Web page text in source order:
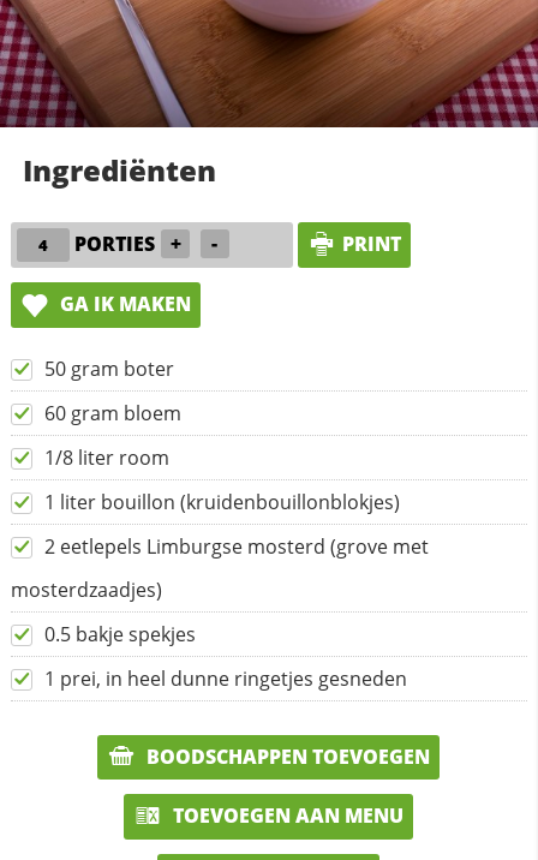
Ingrediënten
PORTIES + - PRINT
GA IK MAKEN
50 gram boter
60 gram bloem
1/8 liter room
1 liter bouillon (kruidenbouillonblokjes)
2 eetlepels Limburgse mosterd (grove met
mosterdzaadjes)
0.5 bakje spekjes
1 prei, in heel dunne ringetjes gesneden
BOODSCHAPPEN TOEVOEGEN
TOEVOEGEN AAN MENU